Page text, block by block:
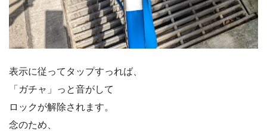
表示に従ってタップすっれば、
「ガチャ」っと音がして
ロックが解除されます。
念のため、